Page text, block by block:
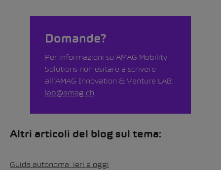
Domande?
Per informazioni su AMAG Mobility
Solutions non esitare a scrivere
all’AMAG Innovation & Venture LAB:
lab@amag.ch.
Altri articoli del blog sul tema:
Guida autonoma: ieri e oggi